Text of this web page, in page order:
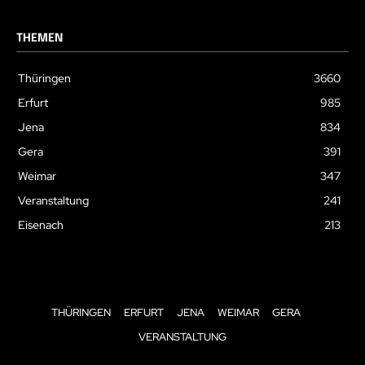
THEMEN
Thüringen
3660
Erfurt
985
Jena
834
Gera
391
Weimar
347
Veranstaltung
241
Eisenach
213
THÜRINGEN ERFURT JENA WEIMAR
GERA
VERANSTALTUNG